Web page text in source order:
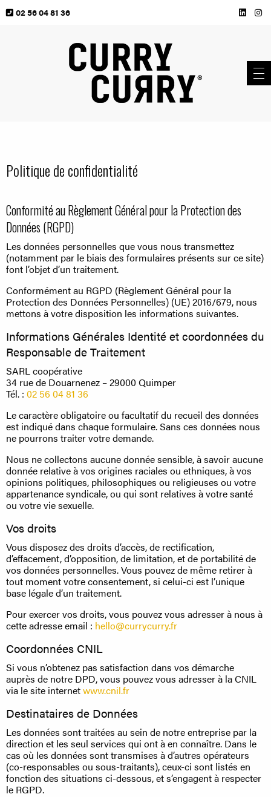
02 56 04 81 36
Politique de confidentialité
Conformité au Règlement Général pour la Protection des
Données (RGPD)
Les données personnelles que vous nous transmettez
(notamment par le biais des formulaires présents sur ce site)
font l’objet d’un traitement.
Conformément au RGPD (Règlement Général pour la
Protection des Données Personnelles) (UE) 2016/679, nous
mettons à votre disposition les informations suivantes.
Informations Générales Identité et coordonnées du
Responsable de Traitement
SARL coopérative
34 rue de Douarnenez – 29000 Quimper
Tél. : 02 56 04 81 36
Le caractère obligatoire ou facultatif du recueil des données
est indiqué dans chaque formulaire. Sans ces données nous
ne pourrons traiter votre demande.
Nous ne collectons aucune donnée sensible, à savoir aucune
donnée relative à vos origines raciales ou ethniques, à vos
opinions politiques, philosophiques ou religieuses ou votre
appartenance syndicale, ou qui sont relatives à votre santé
ou votre vie sexuelle.
Vos droits
Vous disposez des droits d’accès, de rectification,
d’effacement, d’opposition, de limitation, et de portabilité de
vos données personnelles. Vous pouvez de même retirer à
tout moment votre consentement, si celui-ci est l’unique
base légale d’un traitement.
Pour exercer vos droits, vous pouvez vous adresser à nous à
cette adresse email : hello@currycurry.fr
Coordonnées CNIL
Si vous n’obtenez pas satisfaction dans vos démarche
auprès de notre DPD, vous pouvez vous adresser à la CNIL
via le site internetwww.cnil.fr
Destinataires de Données
Les données sont traitées au sein de notre entreprise par la
direction et les seul services qui ont à en connaître. Dans le
cas où les données sont transmises à d’autres opérateurs
(co-responsables ou sous-traitants), ceux-ci sont listés en
fonction des situations ci-dessous, et s’engagent à respecter
le RGPD.